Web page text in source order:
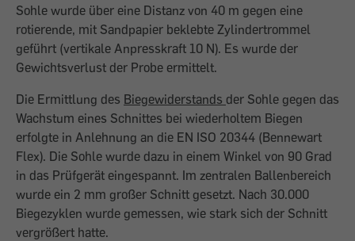
Sohle wurde über eine Distanz von 40 m gegen eine
rotierende, mit Sandpapier beklebte Zylindertrommel
geführt (vertikale Anpresskraft 10 N). Es wurde der
Gewichtsverlust der Probe ermittelt.
Die Ermittlung des Biegewiderstands der Sohle gegen das
Wachstum eines Schnittes bei wiederholtem Biegen
erfolgte in Anlehnung an die EN ISO 20344 (Bennewart
Flex). Die Sohle wurde dazu in einem Winkel von 90 Grad
in das Prüfgerät eingespannt. Im zentralen Ballenbereich
wurde ein 2 mm großer Schnitt gesetzt. Nach 30.000
Biegezyklen wurde gemessen, wie stark sich der Schnitt
vergrößert hatte.